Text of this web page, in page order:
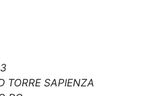
TORRE SAPIENZA